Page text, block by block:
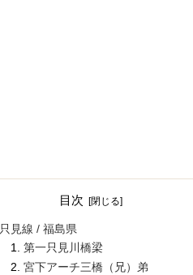
目次
只見線 / 福島県
第一只見川橋梁
宮下アーチ三橋（兄）弟